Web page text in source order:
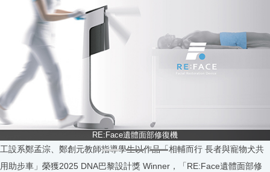
RE:Face遺體面部修復機
工設系鄭孟淙、鄭創元教師指導學生以作品「相輔而行 長者與寵物犬共
用助步車」榮獲2025 DNA巴黎設計獎 Winner，「RE:Face遺體面部修